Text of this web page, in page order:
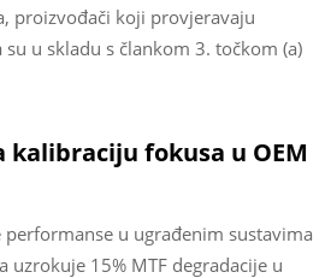
proizvođači koji provjeravaju
u skladu s člankom 3. točkom (a)
fokusa u OEM
u ugrađenim sustavima
15% MTF degradacije u